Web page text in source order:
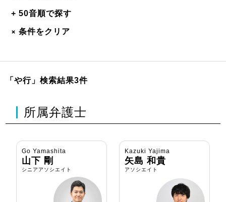
+ 50音順で探す
+ 条件をクリア
「や行」検索結果3件
所属弁護士
Go Yamashita
山下 剛
シニアアソシエイト
Kazuki Yajima
矢島 和貴
アソシエイト